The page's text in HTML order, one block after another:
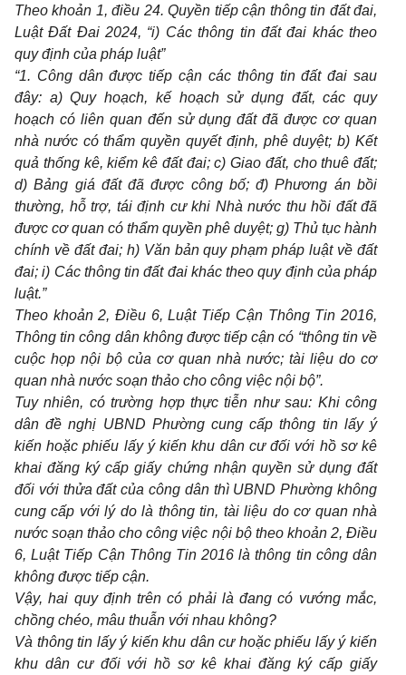
Theo khoản 1, điều 24. Quyền tiếp cận thông tin đất đai,
Luật Đất Đai 2024, “i) Các thông tin đất đai khác theo
quy định của pháp luật”
“1. Công dân được tiếp cận các thông tin đất đai sau
đây: a) Quy hoạch, kế hoạch sử dụng đất, các quy
hoạch có liên quan đến sử dụng đất đã được cơ quan
nhà nước có thẩm quyền quyết định, phê duyệt; b) Kết
quả thống kê, kiểm kê đất đai; c) Giao đất, cho thuê đất;
d) Bảng giá đất đã được công bố; đ) Phương án bồi
thường, hỗ trợ, tái định cư khi Nhà nước thu hồi đất đã
được cơ quan có thẩm quyền phê duyệt; g) Thủ tục hành
chính về đất đai; h) Văn bản quy phạm pháp luật về đất
đai; i) Các thông tin đất đai khác theo quy định của pháp
luật.”
Theo khoản 2, Điều 6, Luật Tiếp Cận Thông Tin 2016,
Thông tin công dân không được tiếp cận có “thông tin về
cuộc họp nội bộ của cơ quan nhà nước; tài liệu do cơ
quan nhà nước soạn thảo cho công việc nội bộ”.
Tuy nhiên, có trường hợp thực tiễn như sau: Khi công
dân đề nghị UBND Phường cung cấp thông tin lấy ý
kiến hoặc phiếu lấy ý kiến khu dân cư đối với hồ sơ kê
khai đăng ký cấp giấy chứng nhận quyền sử dụng đất
đối với thửa đất của công dân thì UBND Phường không
cung cấp với lý do là thông tin, tài liệu do cơ quan nhà
nước soạn thảo cho công việc nội bộ theo khoản 2, Điều
6, Luật Tiếp Cận Thông Tin 2016 là thông tin công dân
không được tiếp cận.
Vậy, hai quy định trên có phải là đang có vướng mắc,
chồng chéo, mâu thuẫn với nhau không?
Và thông tin lấy ý kiến khu dân cư hoặc phiếu lấy ý kiến
khu dân cư đối với hồ sơ kê khai đăng ký cấp giấy